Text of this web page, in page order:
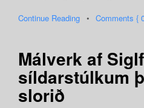
Continue Reading • Comments {
Málverk af
síldarstúlkum
slorið